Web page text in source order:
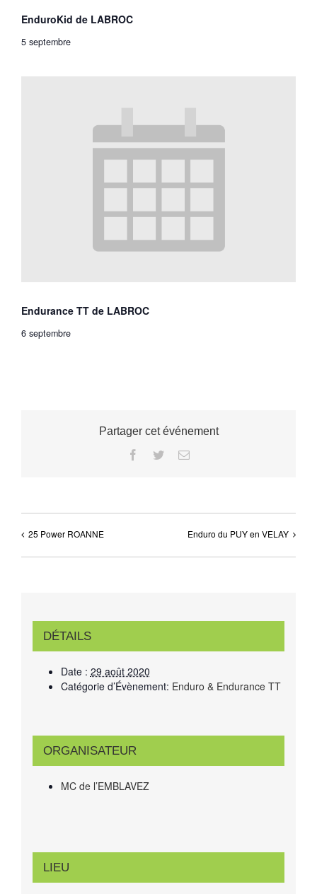
EnduroKid de LABROC
5 septembre
Endurance TT de LABROC
6 septembre
Partager cet événement
Facebook
TwitterEmail
25 Power ROANNE Enduro du PUY en VELAY
DÉTAILS
Date : 29 août 2020
Catégorie d’Évènement: Enduro & Endurance TT
ORGANISATEUR
MC de l’EMBLAVEZ
LIEU